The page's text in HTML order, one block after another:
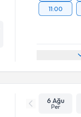
11:00
6 Ağu
Per